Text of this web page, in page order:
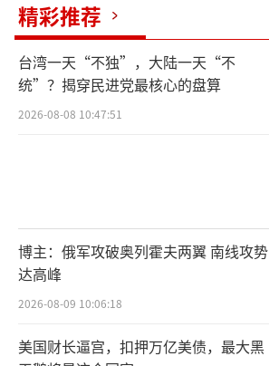
精彩推荐
台湾一天“不独”，大陆一天“不
统”？揭穿民进党最核心的盘算
2026-08-08 10:47:51
博主：俄军攻破奥列霍夫两翼 南线攻势
达高峰
2026-08-09 10:06:18
美国财长逼宫，扣押万亿美债，最大黑